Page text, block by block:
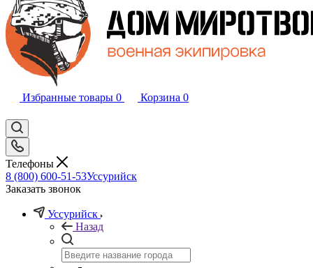
Избранные товары 0 Корзина 0
Телефоны
8 (800) 600-51-53Уссурийск
Заказать звонок
Уссурийск
Назад